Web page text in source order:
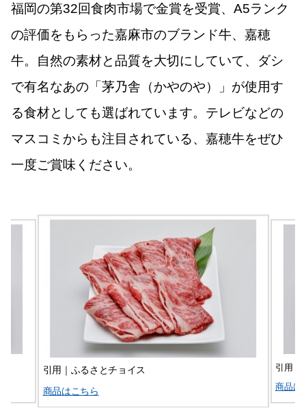
福岡の第32回食肉市場で金賞を受賞、A5ランク
の評価をもらった嘉麻市のブランド牛、嘉穂
牛。自然の素材と品質を大切にしていて、ダシ
で有名なあの「茅乃舎（かやのや）」が使用す
る食材としても選ばれています。テレビなどの
マスコミからも注目されている、嘉穂牛をぜひ
一度ご賞味ください。
引用｜ふるさとチョイス
商品はこちら
引用｜
商品は